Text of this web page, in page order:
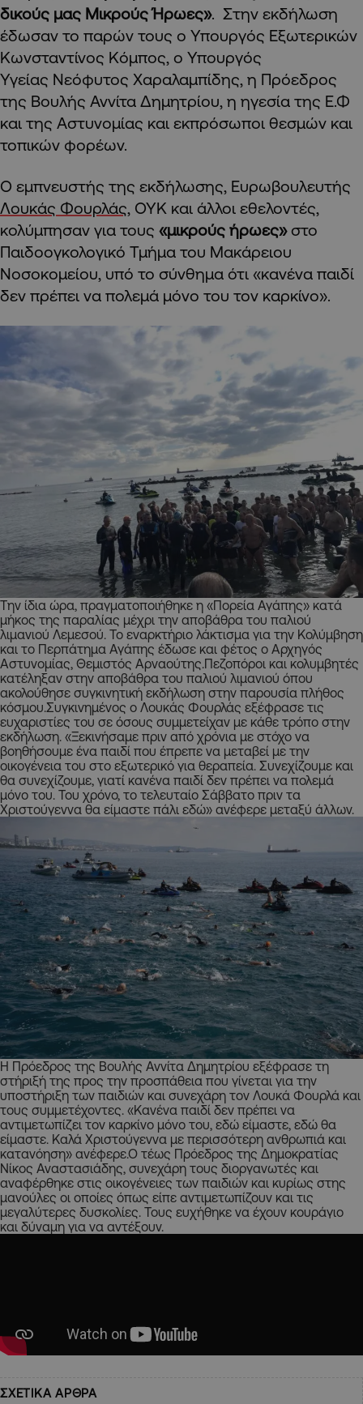
δικούς μας Μικρούς Ήρωες». Στην εκδήλωση
έδωσαν το παρών τους ο Υπουργός Εξωτερικών
Κωνσταντίνος Κόμπος, ο Υπουργός
Υγείας Νεόφυτος Χαραλαμπίδης, η Πρόεδρος
της Βουλής Αννίτα Δημητρίου, η ηγεσία της Ε.Φ
και της Αστυνομίας και εκπρόσωποι θεσμών και
τοπικών φορέων.
Ο εμπνευστής της εκδήλωσης, Ευρωβουλευτής
Λουκάς Φουρλάς, ΟΥΚ και άλλοι εθελοντές,
κολύμπησαν για τους «μικρούς ήρωες»στο
Παιδοογκολογικό Τμήμα του Μακάρειου
Νοσοκομείου, υπό το σύνθημα ότι «κανένα παιδί
δεν πρέπει να πολεμά μόνο του τον καρκίνο».
Την ίδια ώρα, πραγματοποιήθηκε η «Πορεία Αγάπης» κατά
μήκος της παραλίας μέχρι την αποβάθρα του παλιού
λιμανιού Λεμεσού. Το εναρκτήριο λάκτισμα για την Κολύμβηση
και το Περπάτημα Αγάπης έδωσε και φέτος ο Αρχηγός
Αστυνομίας, Θεμιστός Αρναούτης.Πεζοπόροι και κολυμβητές
κατέληξαν στην αποβάθρα του παλιού λιμανιού όπου
ακολούθησε συγκινητική εκδήλωση στην παρουσία πλήθος
κόσμου.Συγκινημένος ο Λουκάς Φουρλάς εξέφρασε τις
ευχαριστίες του σε όσους συμμετείχαν με κάθε τρόπο στην
εκδήλωση. «Ξεκινήσαμε πριν από χρόνια με στόχο να
βοηθήσουμε ένα παιδί που έπρεπε να μεταβεί με την
οικογένεια του στο εξωτερικό για θεραπεία. Συνεχίζουμε και
θα συνεχίζουμε, γιατί κανένα παιδί δεν πρέπει να πολεμά
μόνο του. Του χρόνο, το τελευταίο Σάββατο πριν τα
Χριστούγεννα θα είμαστε πάλι εδώ» ανέφερε μεταξύ άλλων.
Η Πρόεδρος της Βουλής Αννίτα Δημητρίου εξέφρασε τη
στήριξή της προς την προσπάθεια που γίνεται για την
υποστήριξη των παιδιών και συνεχάρη τον Λουκά Φουρλά και
τους συμμετέχοντες. «Κανένα παιδί δεν πρέπει να
αντιμετωπίζει τον καρκίνο μόνο του, εδώ είμαστε, εδώ θα
είμαστε. Καλά Χριστούγεννα με περισσότερη ανθρωπιά και
κατανόηση» ανέφερε.Ο τέως Πρόεδρος της Δημοκρατίας
Νίκος Αναστασιάδης, συνεχάρη τους διοργανωτές και
αναφέρθηκε στις οικογένειες των παιδιών και κυρίως στης
μανούλες οι οποίες όπως είπε αντιμετωπίζουν και τις
μεγαλύτερες δυσκολίες. Τους ευχήθηκε να έχουν κουράγιο
και δύναμη για να αντέξουν.
ΣΧΕΤΙΚΑ ΑΡΘΡΑ